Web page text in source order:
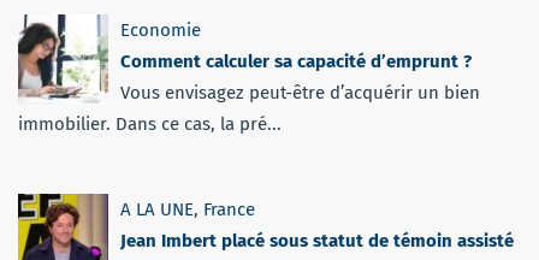
Economie
Comment calculer sa capacité d’emprunt ?
Vous envisagez peut-être d’acquérir un bien
immobilier. Dans ce cas, la pré...
A LA UNE, France
Jean Imbert placé sous statut de témoin assisté